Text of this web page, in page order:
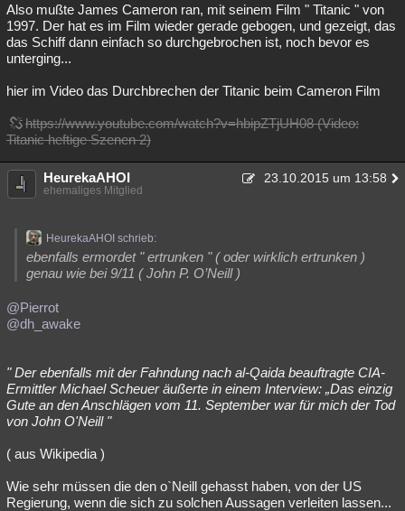
Also mußte James Cameron ran, mit seinem Film " Titanic " von
1997. Der hat es im Film wieder gerade gebogen, und gezeigt, das
das Schiff dann einfach so durchgebrochen ist, noch bevor es
unterging...
hier im Video das Durchbrechen der Titanic beim Cameron Film
https://www.youtube.com/watch?v=hbipZTjUH08 (Video:
Titanic heftige Szenen 2)
HeurekaAHOI 23.10.2015 um 13:58
ehemaliges Mitglied
HeurekaAHOI schrieb:
ebenfalls ermordet " ertrunken " ( oder wirklich ertrunken )
genau wie bei 9/11 ( John P. O’Neill )
@Pierrot
@dh_awake
" Der ebenfalls mit der Fahndung nach al-Qaida beauftragte CIA-
Ermittler Michael Scheuer äußerte in einem Interview: „Das einzig
Gute an den Anschlägen vom 11. September war für mich der Tod
von John O'Neill "
( aus Wikipedia )
Wie sehr müssen die den o`Neill gehasst haben, von der US
Regierung, wenn die sich zu solchen Aussagen verleiten lassen...